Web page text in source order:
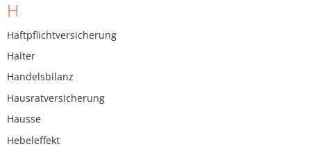
H
Haftpflichtversicherung
Halter
Handelsbilanz
Hausratversicherung
Hausse
Hebeleffekt